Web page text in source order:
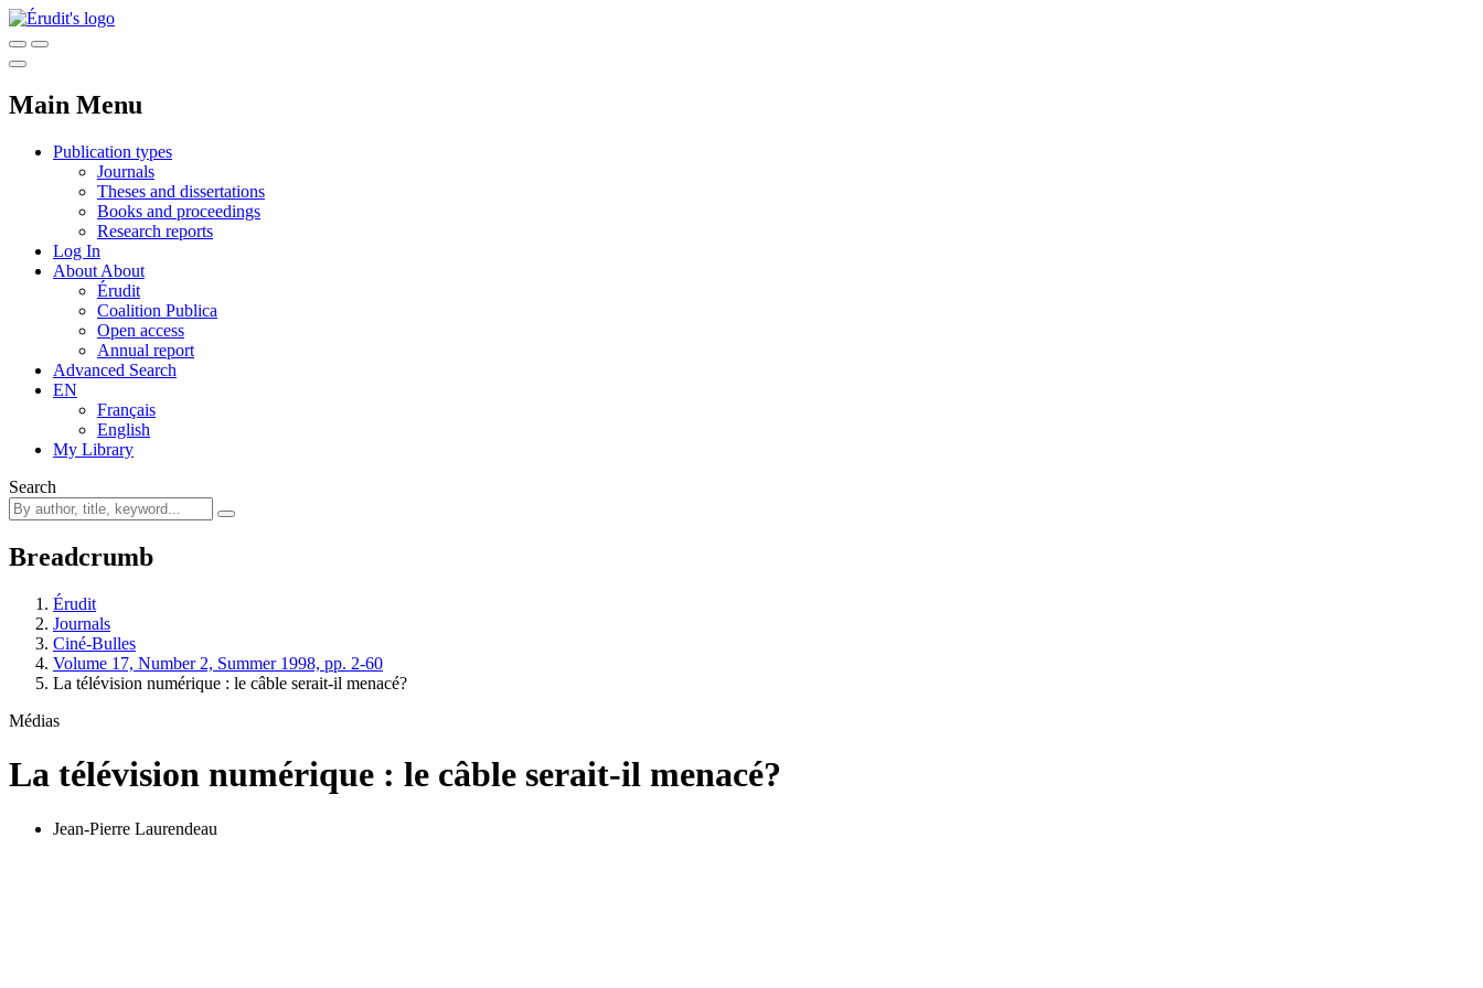
Main Menu
Publication types
Journals
Theses and dissertations
Books and proceedings
Research reports
Log In
About About
Érudit
Coalition Publica
Open access
Annual report
Advanced Search
EN
Français
English
My Library
Search
Breadcrumb
Érudit
Journals
Ciné-Bulles
Volume 17, Number 2, Summer 1998, pp. 2-60
La télévision numérique : le câble serait-il menacé?
Médias
La télévision numérique : le câble serait-il menacé?
Jean-Pierre Laurendeau